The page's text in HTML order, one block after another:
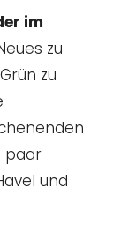
im
zu
zu
paar
und